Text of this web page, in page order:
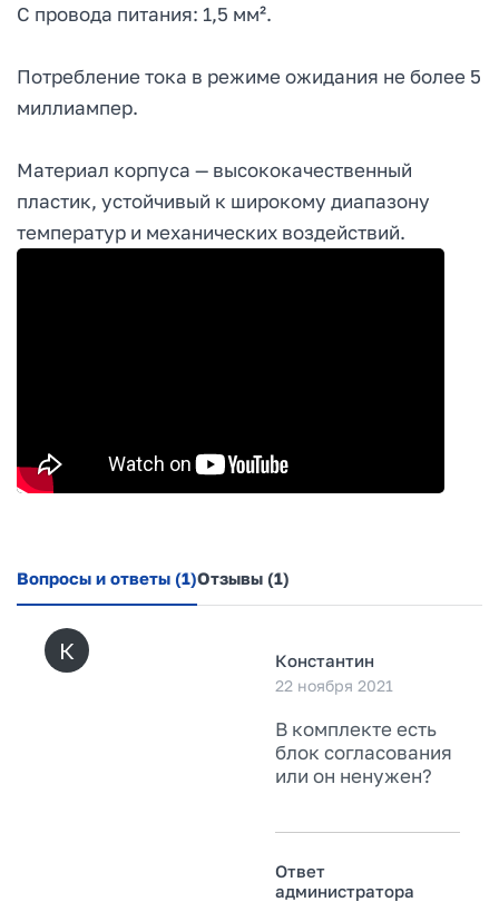
С провода питания: 1,5 мм².
Потребление тока в режиме ожидания не более 5
миллиампер.
Материал корпуса — высококачественный
пластик, устойчивый к широкому диапазону
температур и механических воздействий.
Вопросы и ответы (1)Отзывы (1)
К Константин
22 ноября 2021
В комплекте есть
блок согласования
или он ненужен?
Ответ
администратора